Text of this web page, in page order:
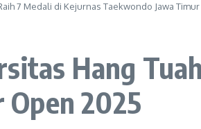
7 Medali di Kejurnas Taekwondo Jawa
Hang
2025